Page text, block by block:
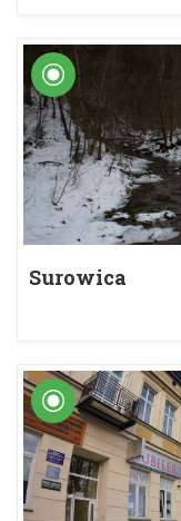
Surowica